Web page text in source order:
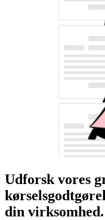
Udforsk vores
din virksomhed.